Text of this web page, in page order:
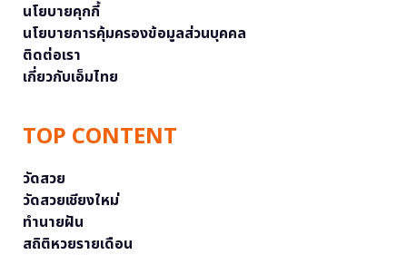
นโยบายคุกกี้
นโยบายการคุ้มครองข้อมูลส่วนบุคคล
ติดต่อเรา
เกี่ยวกับเอ็มไทย
TOP CONTENT
วัดสวย
วัดสวยเชียงใหม่
ทำนายฝัน
สถิติหวยรายเดือน